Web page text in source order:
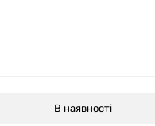
В наявності